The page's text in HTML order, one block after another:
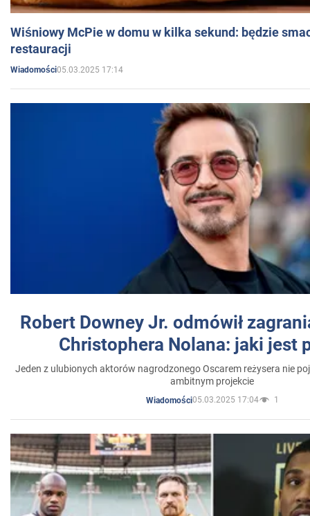
Wiśniowy McPie w domu w kilka sekund: będzie
restauracji
Wiadomości05.03.2025 17:14
Robert Downey Jr. odmówił
Christophera Nolana: jaki jest
Jeden z ulubionych aktorów nagrodzonego Oscarem reżysera nie
ambitnym projekcie
Wiadomości05.03.2025 17:04 1